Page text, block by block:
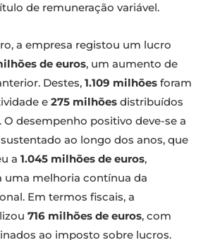
de remuneração variável.
a empresa registou um lucro
de euros, um aumento de
Destes, 1.109 milhões foram
e 275 milhões distribuídos
desempenho positivo deve-se a
ao longo dos anos, que
a 1.045 milhões de euros,
uma melhoria contínua da
Em termos fiscais, a
716 milhões de euros, com
ao imposto sobre lucros.